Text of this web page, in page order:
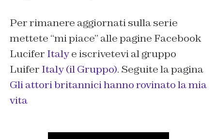
Per rimanere aggiornati sulla serie
mettete “mi piace” alle pagine Facebook
Lucifer Italye iscrivetevi al gruppo
Luifer Italy (il Gruppo). Seguite la pagina
Gli attori britannici hanno rovinato la mia
vita